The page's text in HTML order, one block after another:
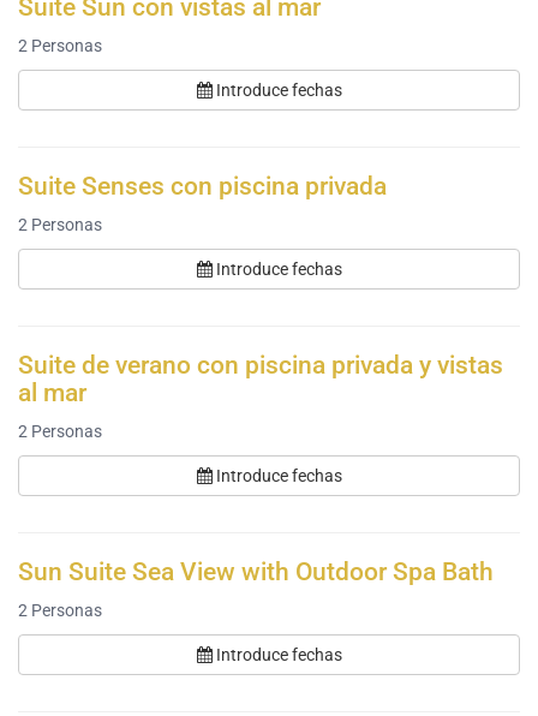
Suite Sun con vistas al mar
2 Personas
Introduce fechas
Suite Senses con piscina privada
2 Personas
Introduce fechas
Suite de verano con piscina privada y vistas
al mar
2 Personas
Introduce fechas
Sun Suite Sea View with Outdoor Spa Bath
2 Personas
Introduce fechas